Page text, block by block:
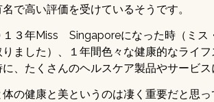
で高い評価を受けているそうです。
１３年Miss Singaporeになった時（ミス
りました）、１年間色々な健康的なライ
、たくさんのヘルスケア製品やサービス
の健康と美というのは凄く重要だと思っ